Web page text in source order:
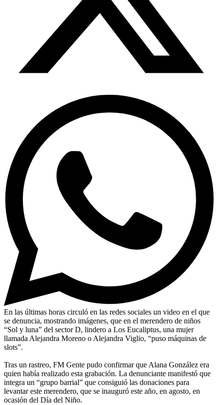
En las últimas horas circuló en las redes sociales un video en el que
se denuncia, mostrando imágenes, que en el merendero de niños
“Sol y luna” del sector D, lindero a Los Eucaliptus, una mujer
llamada Alejandra Moreno o Alejandra Viglio, “puso máquinas de
slots”.
Tras un rastreo, FM Gente pudo confirmar que Alana González era
quien había realizado esta grabación. La denunciante manifestó que
integra un “grupo barrial” que consiguió las donaciones para
levantar este merendero, que se inauguró este año, en agosto, en
ocasión del Día del Niño.